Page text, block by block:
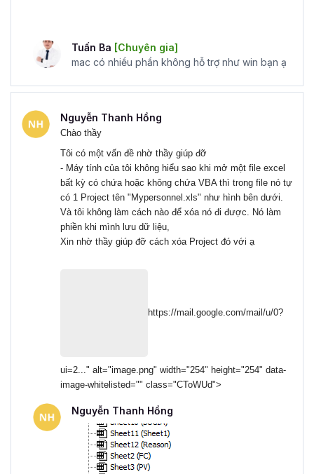
cho người học. Dưới đây là một vài ưu điểm điển hình như
Linh hoạt trong việc học tập:Các khóa học VBA
trực tuyến cho phép bạn thoải mái lựa chọn nơi và
theo lịch trình cá nhân, trên bất cứ thiết bị nào chỉ
cần có kết nối internet là được.
Tiết kiệm chi phí:Các khóa học VBA có chi phí
khá thấp so chỉ bằng 1/5 thậm chí 1/10 so với các
khóa học VBA Offline nhưng vẫn đảm bảo chất
lượng cho học viên nhờ vào việc hỗ trợ liên tục trong
suốt quá trình học tập.
Đa dạng tùy chọn học tập:
Trên môi trường trực
tuyến, bạn sẽ có thể tùy chỉnh tốc độ học tập theo
Cộng đồng học tập:Thông thường các khóa học
VBA online sẽ có các cộng đồng của khóa học giúp
bạn kết nối và trao đổi kiến thức với các học viên
khác, cũng như nhận được sự hỗ trợ của giảng viên
khóa học hay người hướng dẫn.
Cuối cùng, khóa học online này dành cho tất cả những ai
Tuấn Ba [Chuyên gia]
mac có nhiều phần không hỗ trợ như win bạn ạ
Nguyễn Thanh Hồng
Chào thầy
Tôi có một vấn đề nhờ thầy giúp đỡ
- Máy tính của tôi không hiểu sao khi mở một file excel
bất kỳ có chứa hoặc không chứa VBA thì trong file nó tự
có 1 Project tên "Mypersonnel.xls" như hình bên dưới.
Và tôi không làm cách nào để xóa nó đi được. Nó làm
phiền khi mình lưu dữ liệu,
Xin nhờ thầy giúp đỡ cách xóa Project đó với ạ
https://mail.google.com/mail/u/0?
ui=2..." alt="image.png" width="254" height="254" data-
image-whitelisted="" class="CToWUd">
Nguyễn Thanh Hồng